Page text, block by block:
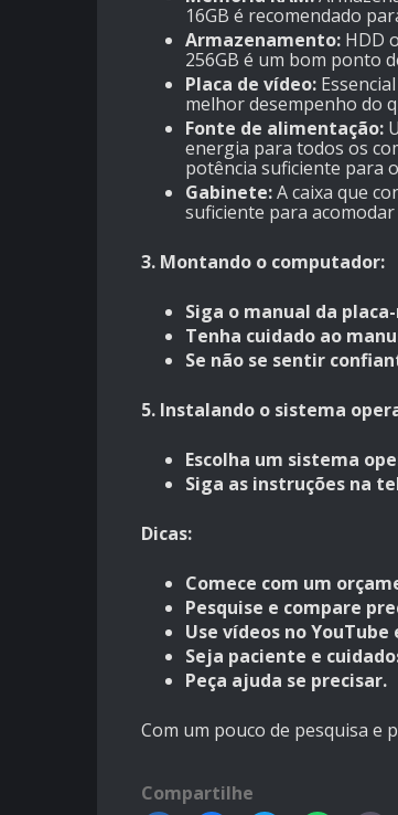
16GB é recomendado
Armazenamento: HDD
256GB é um bom ponto
Placa de vídeo:
melhor desempenho do
Fonte de alimentação:
energia para todos os
potência suficiente para
Gabinete:A caixa que
suficiente para
3. Montando o computador:
Siga o manual da
Tenha cuidado ao
Se não se sentir
5. Instalando o sistema
Escolha um sistema
Siga as instruções na
Dicas:
Comece com um
Pesquise e compare
Use vídeos no
Seja paciente e
Peça ajuda se precisar.
Com um pouco de pesquisa
Compartilhe